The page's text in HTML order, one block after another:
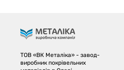
ТОВ «ВК Металіка» - завод-
виробник покрівельних